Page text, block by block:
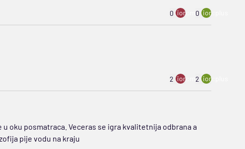
0 ion:minus
0 ion:plus
2 ion:minus
2 ion:plus
oku posmatraca. Veceras se igra kvalitetnija odbrana a
pije vodu na kraju